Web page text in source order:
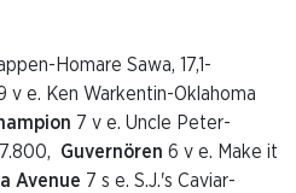
Homare Sawa, 17,1-
v e. Ken Warkentin-Oklahoma
7 v e. Uncle Peter-
Guvernören 6 v e. Make it
Avenue 7 s e. S.J.'s Caviar-